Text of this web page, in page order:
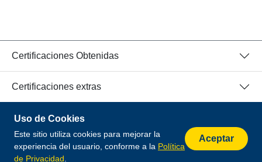
Certificaciones Obtenidas
Certificaciones extras
© 2026 Todos los Derechos Reservados.
Desarrollado por
Uso de Cookies
Este sitio utiliza cookies para mejorar la
experiencia del usuario, conforme a la Política
de Privacidad
Aceptar